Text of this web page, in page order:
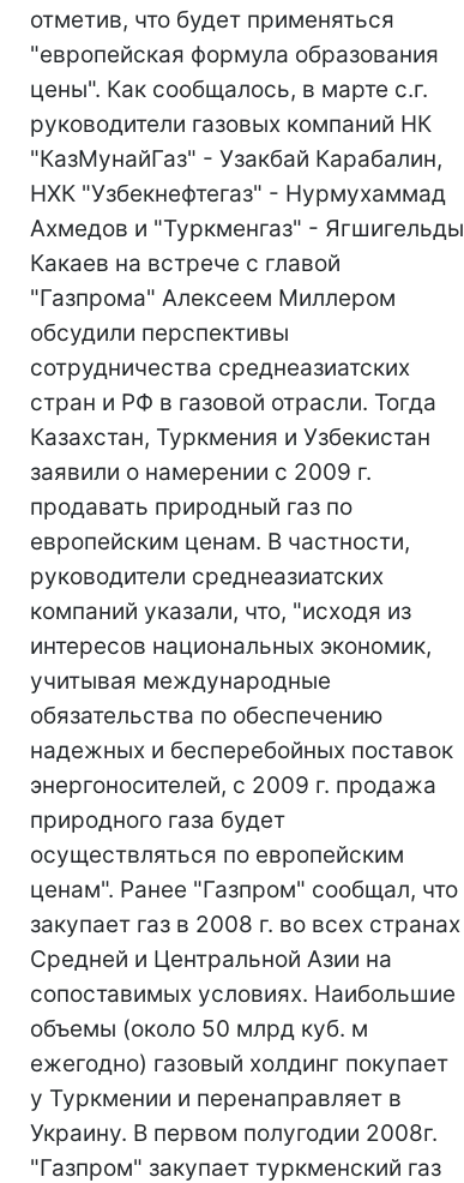
отметив, что будет применяться
"европейская формула образования
цены". Как сообщалось, в марте с.г.
руководители газовых компаний НК
"КазМунайГаз" - Узакбай Карабалин,
НХК "Узбекнефтегаз" - Нурмухаммад
Ахмедов и "Туркменгаз" - Ягшигельды
Какаев на встрече с главой
"Газпрома" Алексеем Миллером
обсудили перспективы
сотрудничества среднеазиатских
стран и РФ в газовой отрасли. Тогда
Казахстан, Туркмения и Узбекистан
заявили о намерении с 2009 г.
продавать природный газ по
европейским ценам. В частности,
руководители среднеазиатских
компаний указали, что, "исходя из
интересов национальных экономик,
учитывая международные
обязательства по обеспечению
надежных и бесперебойных поставок
энергоносителей, с 2009 г. продажа
природного газа будет
осуществляться по европейским
ценам". Ранее "Газпром" сообщал, что
закупает газ в 2008 г. во всех странах
Средней и Центральной Азии на
сопоставимых условиях. Наибольшие
объемы (около 50 млрд куб. м
ежегодно) газовый холдинг покупает
у Туркмении и перенаправляет в
Украину. В первом полугодии 2008г.
"Газпром" закупает туркменский газ